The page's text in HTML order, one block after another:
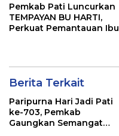
Pemkab Pati Luncurkan
TEMPAYAN BU HARTI,
Perkuat Pemantauan Ibu
Berita Terkait
Paripurna Hari Jadi Pati
ke-703, Pemkab
Gaungkan Semangat